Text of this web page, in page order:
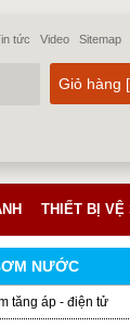
tức Video Sitemap
Giỏ hàng [
THIẾT BỊ VỆ
NƯỚC
tăng áp - điện tử